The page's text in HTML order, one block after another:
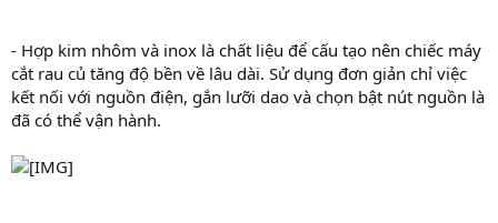
- Hợp kim nhôm và inox là chất liệu để cấu tạo nên chiếc máy
cắt rau củ tăng độ bền về lâu dài. Sử dụng đơn giản chỉ việc
kết nối với nguồn điện, gắn lưỡi dao và chọn bật nút nguồn là
đã có thể vận hành.